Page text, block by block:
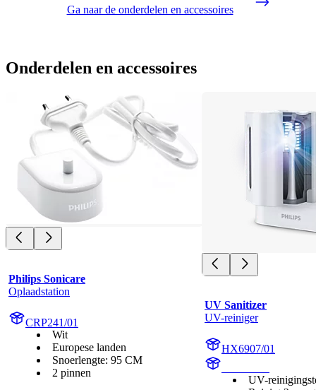
Ga naar de onderdelen en accessoires
Onderdelen en accessoires
Philips Sonicare
Oplaadstation
CRP241/01
Wit
Europese landen
Snoerlengte: 95 CM
2 pinnen
UV Sanitizer
UV-reiniger
HX6907/01
UV-